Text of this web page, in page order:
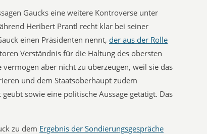
Gaucks eine weitere Kontroverse unter
Heribert Prantl recht klar bei seiner
einen Präsidenten nennt, der aus der Rolle
Verständnis für die Haltung des obersten
aber nicht zu überzeugen, weil sie das
und dem Staatsoberhaupt zudem
sowie eine politische Aussage getätigt. Das
zu dem Ergebnis der Sondierungsgespräche